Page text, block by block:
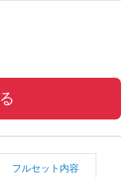
フルセット内容